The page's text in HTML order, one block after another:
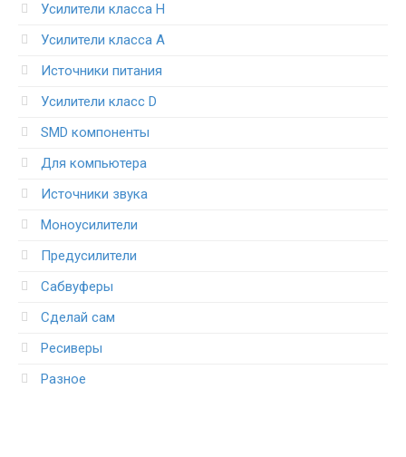
Усилители класса H
Усилители класса А
Источники питания
Усилители класс D
SMD компоненты
Для компьютера
Источники звука
Моноусилители
Предусилители
Сабвуферы
Сделай сам
Ресиверы
Разное